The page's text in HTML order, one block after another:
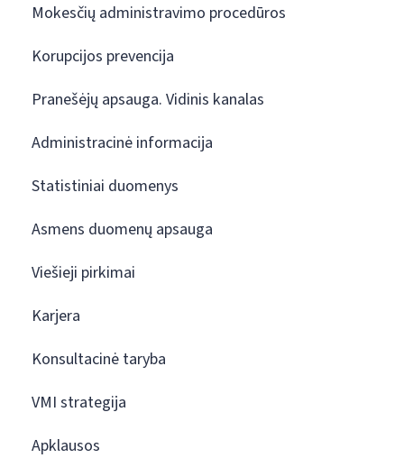
Mokesčių administravimo procedūros
Korupcijos prevencija
Pranešėjų apsauga. Vidinis kanalas
Administracinė informacija
Statistiniai duomenys
Asmens duomenų apsauga
Viešieji pirkimai
Karjera
Konsultacinė taryba
VMI strategija
Apklausos